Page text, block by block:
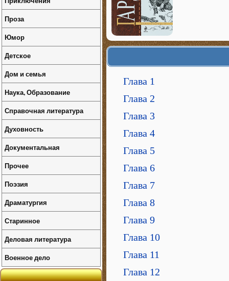
Глава 1
Глава 2
Глава 3
Глава 4
Глава 5
Глава 6
Глава 7
Глава 8
Глава 9
Глава 10
Глава 11
Глава 12
Проза
Юмор
Детское
Дом и семья
Наука, Образование
Справочная литература
Духовность
Документальная
Прочее
Поэзия
Драматургия
Старинное
Деловая литература
Военное дело